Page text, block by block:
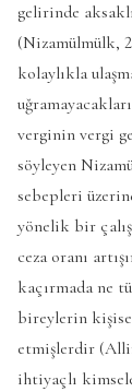
gelirinde
(Nizamülmülk,
kolaylıkla
verginin vergi
söyleyen
sebepleri
yönelik bir
ceza oranı
kaçırmada ne
bireylerin
etmişlerdir
ihtiyaçlı